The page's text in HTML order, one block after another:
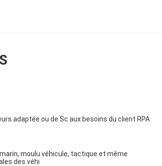
adaptée ou de Sc aux besoins du client RPA
moulu véhicule, tactique et même
des véhi